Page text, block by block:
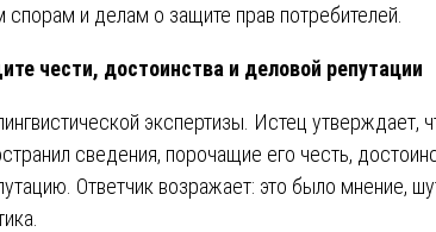
и делам о защите прав потребителей.
чести, достоинства и деловой репутации
экспертизы. Истец утверждает,
сведения, порочащие его честь,
Ответчик возражает: это было мнение,